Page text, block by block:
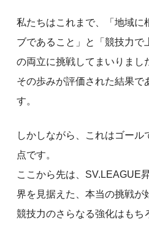
私たちはこれまで、「地域に
ブであること」と「競技力で
の両立に挑戦してまいりまし
その歩みが評価された結果で
す。
しかしながら、これはゴール
点です。
ここから先は、SV.LEAGUE
界を見据えた、本当の挑戦が
競技力のさらなる強化はもち